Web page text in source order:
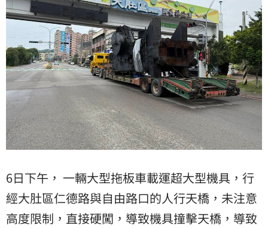
6日下午， 一輛大型拖板車載運超大型機具，行
經大肚區仁德路與自由路口的人行天橋，未注意
高度限制，直接硬闖，導致機具撞擊天橋，導致